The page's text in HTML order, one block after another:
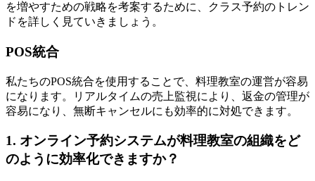
を増やすための戦略を考案するために、クラス予約のトレン
ドを詳しく見ていきましょう。
POS統合
私たちのPOS統合を使用することで、料理教室の運営が容易
になります。リアルタイムの売上監視により、返金の管理が
容易になり、無断キャンセルにも効率的に対処できます。
1. オンライン予約システムが料理教室の組織をど
のように効率化できますか？